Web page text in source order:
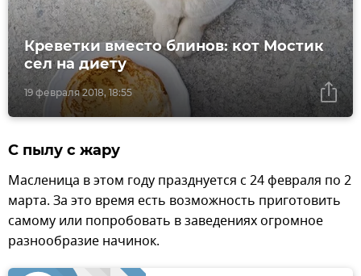
19 февраля 2018, 18:55
Креветки вместо блинов: кот Мостик
сел на диету
С пылу с жару
Масленица в этом году празднуется с 24 февраля по 2
марта. За это время есть возможность приготовить
самому или попробовать в заведениях огромное
разнообразие начинок.